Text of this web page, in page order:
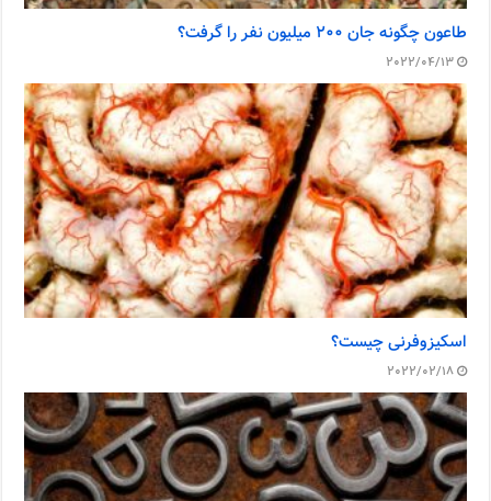
طاعون چگونه جان ۲۰۰ میلیون نفر را گرفت؟
2022/04/13
اسکیزوفرنی چیست؟
2022/02/18